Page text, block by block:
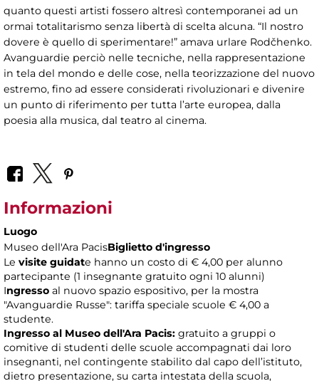
quanto questi artisti fossero altresì contemporanei ad un
ormai totalitarismo senza libertà di scelta alcuna. “Il nostro
dovere è quello di sperimentare!” amava urlare Rodčhenko.
Avanguardie perciò nelle tecniche, nella rappresentazione
in tela del mondo e delle cose, nella teorizzazione del nuovo
estremo, fino ad essere considerati rivoluzionari e divenire
un punto di riferimento per tutta l’arte europea, dalla
poesia alla musica, dal teatro al cinema.
Informazioni
Luogo
Museo dell'Ara PacisBiglietto d'ingresso
Le visite guidate hanno un costo di € 4,00 per alunno
partecipante (1 insegnante gratuito ogni 10 alunni)
Ingresso al nuovo spazio espositivo, per la mostra
"Avanguardie Russe": tariffa speciale scuole € 4,00 a
studente.
Ingresso al Museo dell'Ara Pacis: gratuito a gruppi o
comitive di studenti delle scuole accompagnati dai loro
insegnanti, nel contingente stabilito dal capo dell’istituto,
dietro presentazione, su carta intestata della scuola,